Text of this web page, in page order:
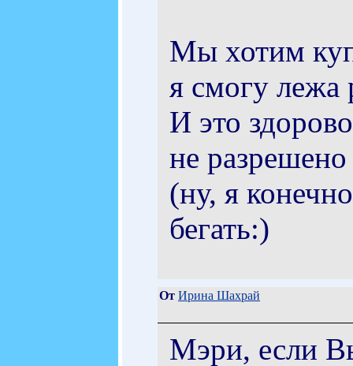
Мы хотим
я смогу лежа
И это
не
(ну, я
бегать:)
От Ирина Шахрай
Мэри, если